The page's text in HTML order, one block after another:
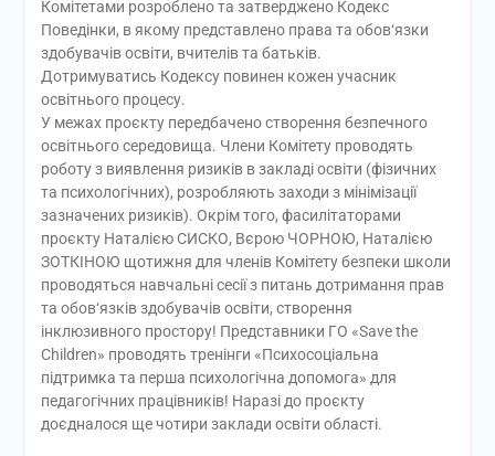
Комітетами розроблено та затверджено Кодекс
Поведінки, в якому представлено права та обов‘язки
здобувачів освіти, вчителів та батьків.
Дотримуватись Кодексу повинен кожен учасник
освітнього процесу.
У межах проєкту передбачено створення безпечного
освітнього середовища. Члени Комітету проводять
роботу з виявлення ризиків в закладі освіти (фізичних
та психологічних), розробляють заходи з мінімізації
зазначених ризиків). Окрім того, фасилітаторами
проєкту Наталією СИСКО, Вєрою ЧОРНОЮ, Наталією
ЗОТКІНОЮ щотижня для членів Комітету безпеки школи
проводяться навчальні сесії з питань дотримання прав
та обов‘язків здобувачів освіти, створення
інклюзивного простору! Представники ГО «Save the
Children» проводять тренінги «Психосоціальна
підтримка та перша психологічна допомога» для
педагогічних працівників! Наразі до проєкту
доєдналося ще чотири заклади освіти області.